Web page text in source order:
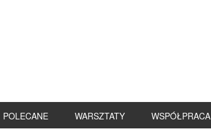
POLECANE WARSZTATY WSPÓŁPRACA